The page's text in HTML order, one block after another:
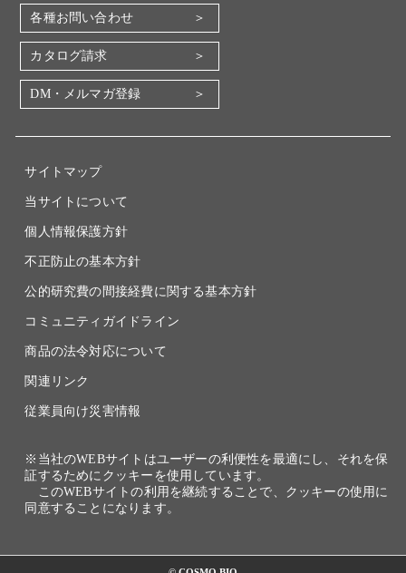
会社概要
地図・アクセス（本社）
IR情報
電子公告
各種お問い合わせ
カタログ請求
DM・メルマガ登録
サイトマップ
当サイトについて
個人情報保護方針
不正防止の基本方針
公的研究費の間接経費に関する基本方針
コミュニティガイドライン
商品の法令対応について
関連リンク
従業員向け災害情報
※当社のWEBサイトはユーザーの利便性を最適にし、それを保
証するためにクッキーを使用しています。
このWEBサイトの利用を継続することで、クッキーの使用に
同意することになります。